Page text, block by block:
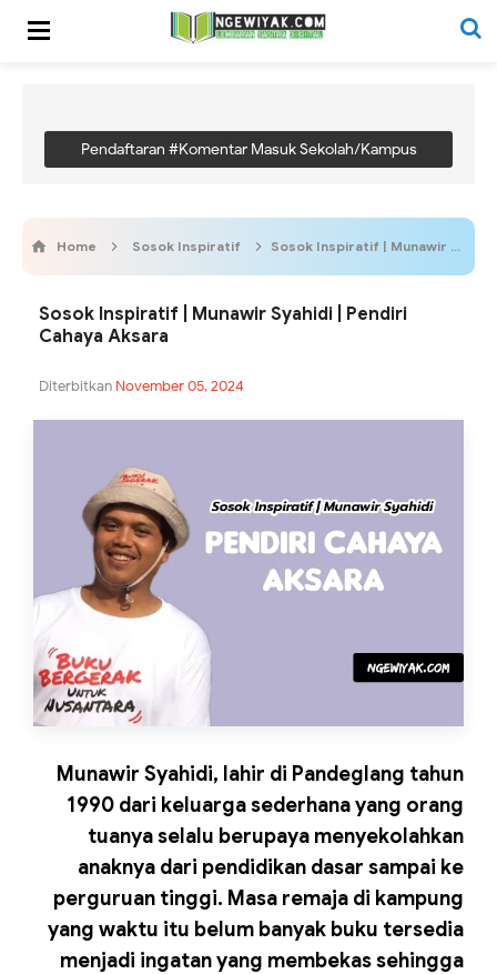
Pendaftaran #Komentar Masuk Sekolah/Kampus
Home Sosok Inspiratif Sosok Inspiratif | Munawir Syahidi | Pendiri Cahaya Aksara
Sosok Inspiratif | Munawir Syahidi | Pendiri
Cahaya Aksara
Diterbitkan November 05, 2024
Munawir Syahidi, lahir di Pandeglang tahun
1990 dari keluarga sederhana yang orang
tuanya selalu berupaya menyekolahkan
anaknya dari pendidikan dasar sampai ke
perguruan tinggi. Masa remaja di kampung
yang waktu itu belum banyak buku tersedia
menjadi ingatan yang membekas sehingga